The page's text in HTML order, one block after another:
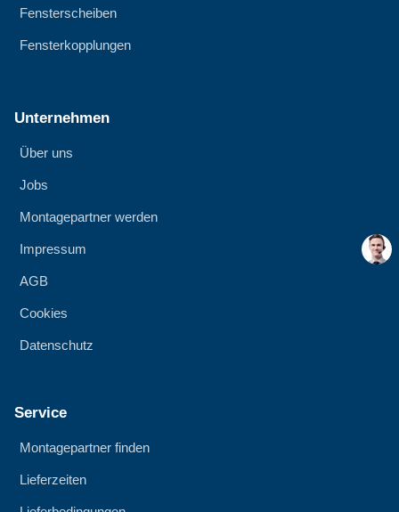
Fensterscheiben
Fensterkopplungen
Unternehmen
Über uns
Jobs
Montagepartner werden
Impressum
AGB
Cookies
Datenschutz
Service
Montagepartner finden
Lieferzeiten